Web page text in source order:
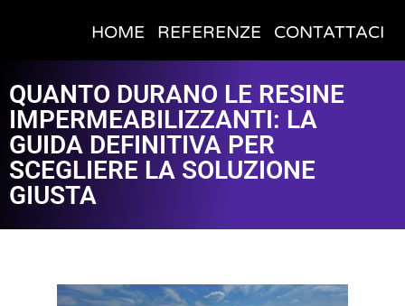
HOME REFERENZE CONTATTACI
QUANTO DURANO LE RESINE
IMPERMEABILIZZANTI: LA
GUIDA DEFINITIVA PER
SCEGLIERE LA SOLUZIONE
GIUSTA